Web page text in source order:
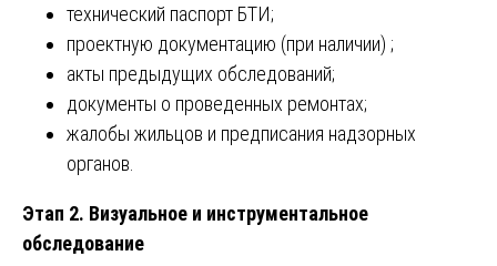
технический паспорт БТИ;
проектную документацию (при наличии) ;
акты предыдущих обследований;
документы о проведенных ремонтах;
жалобы жильцов и предписания надзорных
органов.
Этап 2. Визуальное и инструментальное
обследование